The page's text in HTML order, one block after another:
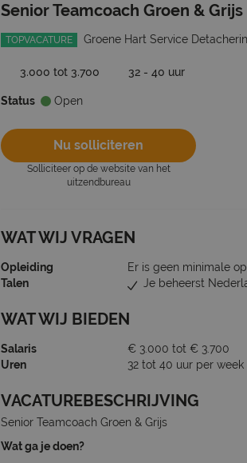
Senior Teamcoach Groen & Grijs
TOPVACATURE Groene Hart Service
3.000 tot 3.700 32 - 40 uur
Status Open
Nu solliciteren
Solliciteer op de website van het
uitzendbureau
WAT WIJ VRAGEN
Opleiding
Er is geen minimale
Talen
Je beheerst
WAT WIJ BIEDEN
Salaris
€ 3.000 tot € 3.700
Uren
32 tot 40 uur per week
VACATUREBESCHRIJVING
Senior Teamcoach Groen & Grijs
Wat ga je doen?